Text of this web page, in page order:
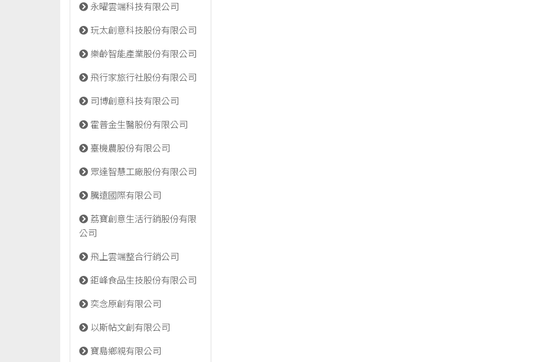
永曜雲端科技有限公司
玩太創意科技股份有限公司
樂齡智能產業股份有限公司
飛行家旅行社股份有限公司
司博創意科技有限公司
霍普金生醫股份有限公司
臺機農股份有限公司
眾達智慧工廠股份有限公司
騰遠國際有限公司
荔寶創意生活行銷股份有限
公司
飛上雲端整合行銷公司
鉅峰食品生技股份有限公司
奕念原創有限公司
以斯帖文創有限公司
寶島鄉親有限公司